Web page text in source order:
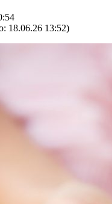
18.06.26 13:52)